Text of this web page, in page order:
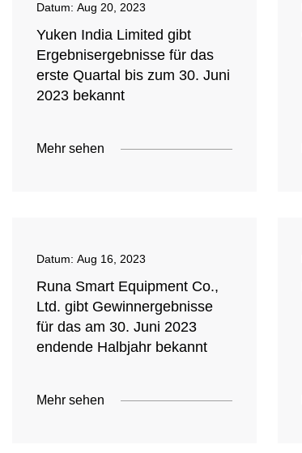
Datum: Aug 20, 2023
Yuken India Limited gibt
Ergebnisergebnisse für das
erste Quartal bis zum 30. Juni
2023 bekannt
Mehr sehen
Datum: Aug 16, 2023
Runa Smart Equipment Co.,
Ltd. gibt Gewinnergebnisse
für das am 30. Juni 2023
endende Halbjahr bekannt
Mehr sehen